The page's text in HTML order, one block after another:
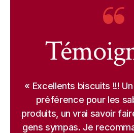
« Excellents biscuits !!!
préférence pour les
produits, un vrai savoir
gens sympas. Je